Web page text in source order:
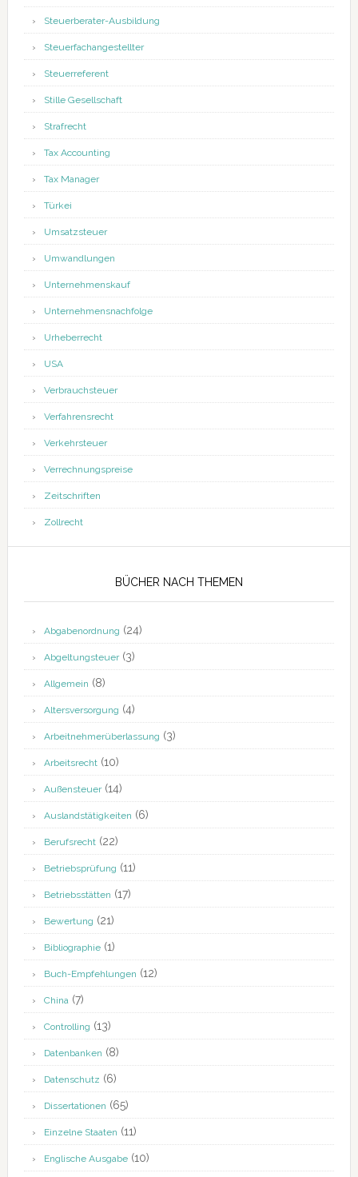
Steuerberater-Ausbildung
Steuerfachangestellter
Steuerreferent
Stille Gesellschaft
Strafrecht
Tax Accounting
Tax Manager
Türkei
Umsatzsteuer
Umwandlungen
Unternehmenskauf
Unternehmensnachfolge
Urheberrecht
USA
Verbrauchsteuer
Verfahrensrecht
Verkehrsteuer
Verrechnungspreise
Zeitschriften
Zollrecht
BÜCHER NACH THEMEN
Abgabenordnung (24)
Abgeltungsteuer(3)
Allgemein (8)
Altersversorgung (4)
Arbeitnehmerüberlassung (3)
Arbeitsrecht(10)
Außensteuer(14)
Auslandstätigkeiten (6)
Berufsrecht(22)
Betriebsprüfung (11)
Betriebsstätten (17)
Bewertung (21)
Bibliographie(1)
Buch-Empfehlungen (12)
China(7)
Controlling (13)
Datenbanken (8)
Datenschutz (6)
Dissertationen (65)
Einzelne Staaten (11)
Englische Ausgabe(10)